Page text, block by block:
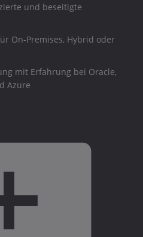
und beseitigte
On-Premises, Hybrid oder
mit Erfahrung bei Oracle,
Azure